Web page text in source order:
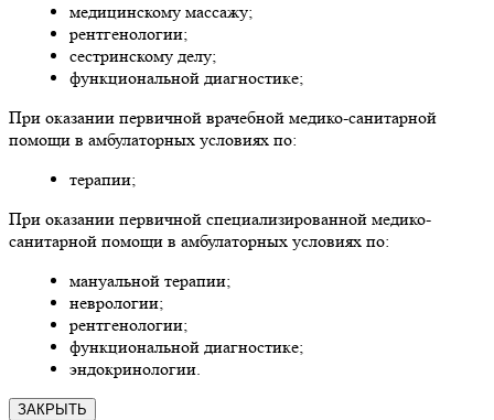
медицинскому массажу;
рентгенологии;
сестринскому делу;
функциональной диагностике;
При оказании первичной врачебной медико-санитарной
помощи в амбулаторных условиях по:
терапии;
При оказании первичной специализированной медико-
санитарной помощи в амбулаторных условиях по:
мануальной терапии;
неврологии;
рентгенологии;
функциональной диагностике;
эндокринологии.
ЗАКРЫТЬ